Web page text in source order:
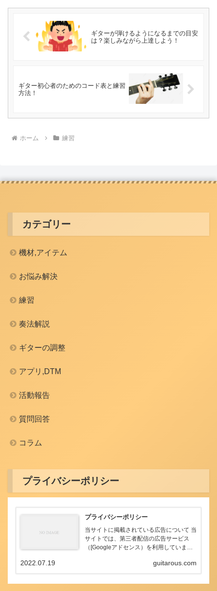
ギターが弾けるようになるまでの目安
は？楽しみながら上達しよう！
ギター初心者のためのコード表と練習
方法！
ホーム 練習
カテゴリー
機材,アイテム
お悩み解決
練習
奏法解説
ギターの調整
アプリ,DTM
活動報告
質問回答
コラム
プライバシーポリシー
プライバシーポリシー
当サイトに掲載されている広告について 当
サイトでは、第三者配信の広告サービス
（[Googleアドセンス）を利用していま
ーの興味に応じた商品やサービスの広告を
クセス...
guitarous.com
2022.07.19